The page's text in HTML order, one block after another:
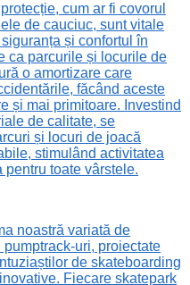
cum ar fi covorul
de cauciuc, sunt vitale
și confortul în
ca parcurile și locurile de
o amortizare care
făcând aceste
și mai primitoare. Investind
de calitate, se
și locuri de joacă
stimulând activitatea
pentru toate vârstele.
noastră variată de
uri, proiectate
de skateboarding
Fiecare skatepark